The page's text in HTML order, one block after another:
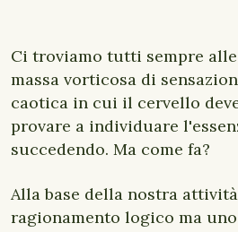
Ci troviamo tutti sempre
massa vorticosa di
caotica in cui il cervello
provare a individuare
succedendo. Ma come fa?
Alla base della nostra
ragionamento logico ma